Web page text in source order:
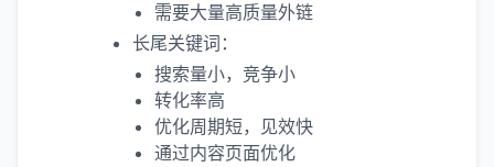
需要大量高质量外链
长尾关键词：
搜索量小，竞争小
转化率高
优化周期短，见效快
通过内容页面优化